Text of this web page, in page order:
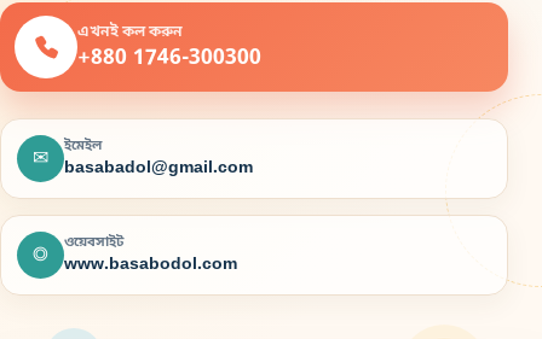
এখনই কল করুন
+880 1746-300300
✉ ইমেইল
basabadol@gmail.com
◎ ওয়েবসাইট
www.basabodol.com